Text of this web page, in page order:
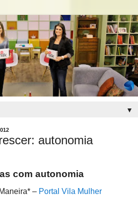
▼
autonomia
com autonomia
– Portal Vila Mulher